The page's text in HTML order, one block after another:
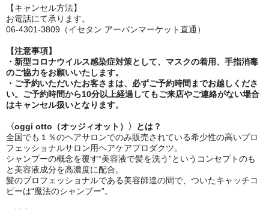
【キャンセル方法】
お電話にて承ります。
06‐4301-3809（イセタン アーバンマーケット直通）
【注意事項】
・新型コロナウイルス感染症対策として、マスクの着用、手指消毒
のご協力をお願いいたします。
・ご予約いただいたお客さまは、必ずご予約時間までお越しくださ
い。ご予約時間から10分以上経過してもご来店やご連絡がない場合
はキャンセル扱いとなります。
〈oggi otto（オッジィオット）〉とは？
全国でも１％のヘアサロンでのみ販売されている希少性の高いプロ
フェッショナルサロン用ヘアケアプロダクツ。
シャンプーの概念を覆す“美容液で髪を洗う”というコンセプトのも
と美容液成分を高濃度に配合。
髪のプロフェッショナルである美容師達の間で、ついたキャッチコ
ピーは“魔法のシャンプー”。